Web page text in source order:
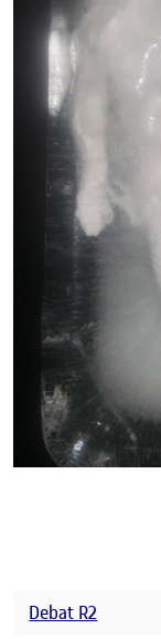
Debat R2